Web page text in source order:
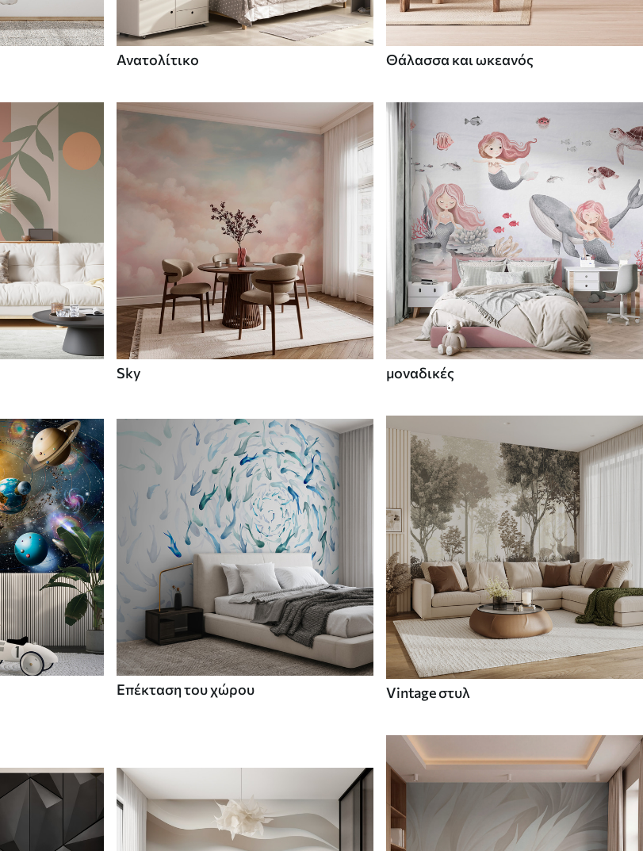
Ανατολίτικο Θάλασσα και ωκεανός
Sky μοναδικές
Επέκταση του χώρου Vintage στυλ